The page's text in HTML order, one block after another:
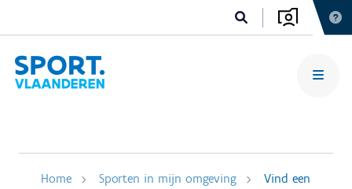
Home Sporten in mijn omgeving
Vind een